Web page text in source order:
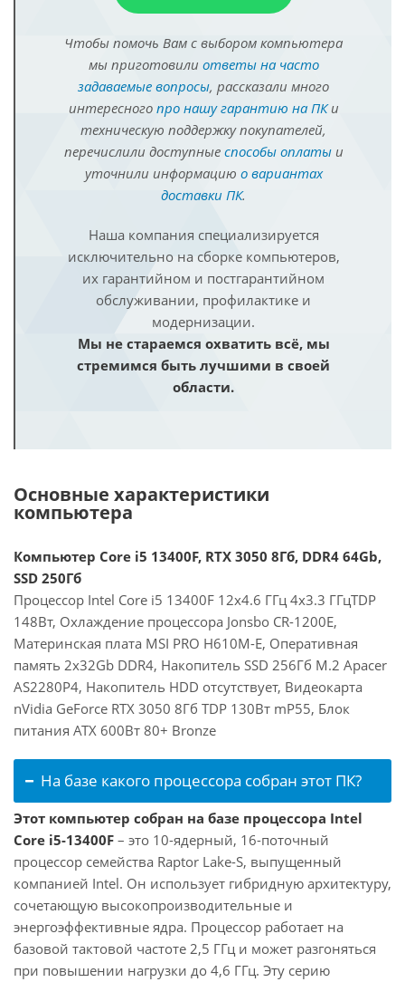
Чтобы помочь Вам с выбором компьютера
мы приготовили ответы на часто
задаваемые вопросы, рассказали много
интересного про нашу гарантию на ПКи
техническую поддержку покупателей,
перечислили доступные способы оплатыи
уточнили информацию о вариантах
доставки ПК.
Наша компания специализируется
исключительно на сборке компьютеров,
их гарантийном и постгарантийном
обслуживании, профилактике и
модернизации.
Мы не стараемся охватить всё, мы
стремимся быть лучшими в своей
области.
Основные характеристики
компьютера
Компьютер Core i5 13400F, RTX 3050 8Гб, DDR4 64Gb,
SSD 250Гб
Процессор Intel Core i5 13400F 12x4.6 ГГц 4x3.3 ГГцTDP
148Вт, Охлаждение процессора Jonsbo CR-1200E,
Материнская плата MSI PRO H610M-E, Оперативная
память 2x32Gb DDR4, Накопитель SSD 256Гб M.2 Apacer
AS2280P4, Накопитель HDD отсутствует, Видеокарта
nVidia GeForce RTX 3050 8Гб TDP 130Вт mP55, Блок
питания ATX 600Вт 80+ Bronze
На базе какого процессора собран этот ПК?
Этот компьютер собран на базе процессора Intel
Core i5-13400F – это 10-ядерный, 16-поточный
процессор семейства Raptor Lake-S, выпущенный
компанией Intel. Он использует гибридную архитектуру,
сочетающую высокопроизводительные и
энергоэффективные ядра. Процессор работает на
базовой тактовой частоте 2,5 ГГц и может разгоняться
при повышении нагрузки до 4,6 ГГц. Эту серию